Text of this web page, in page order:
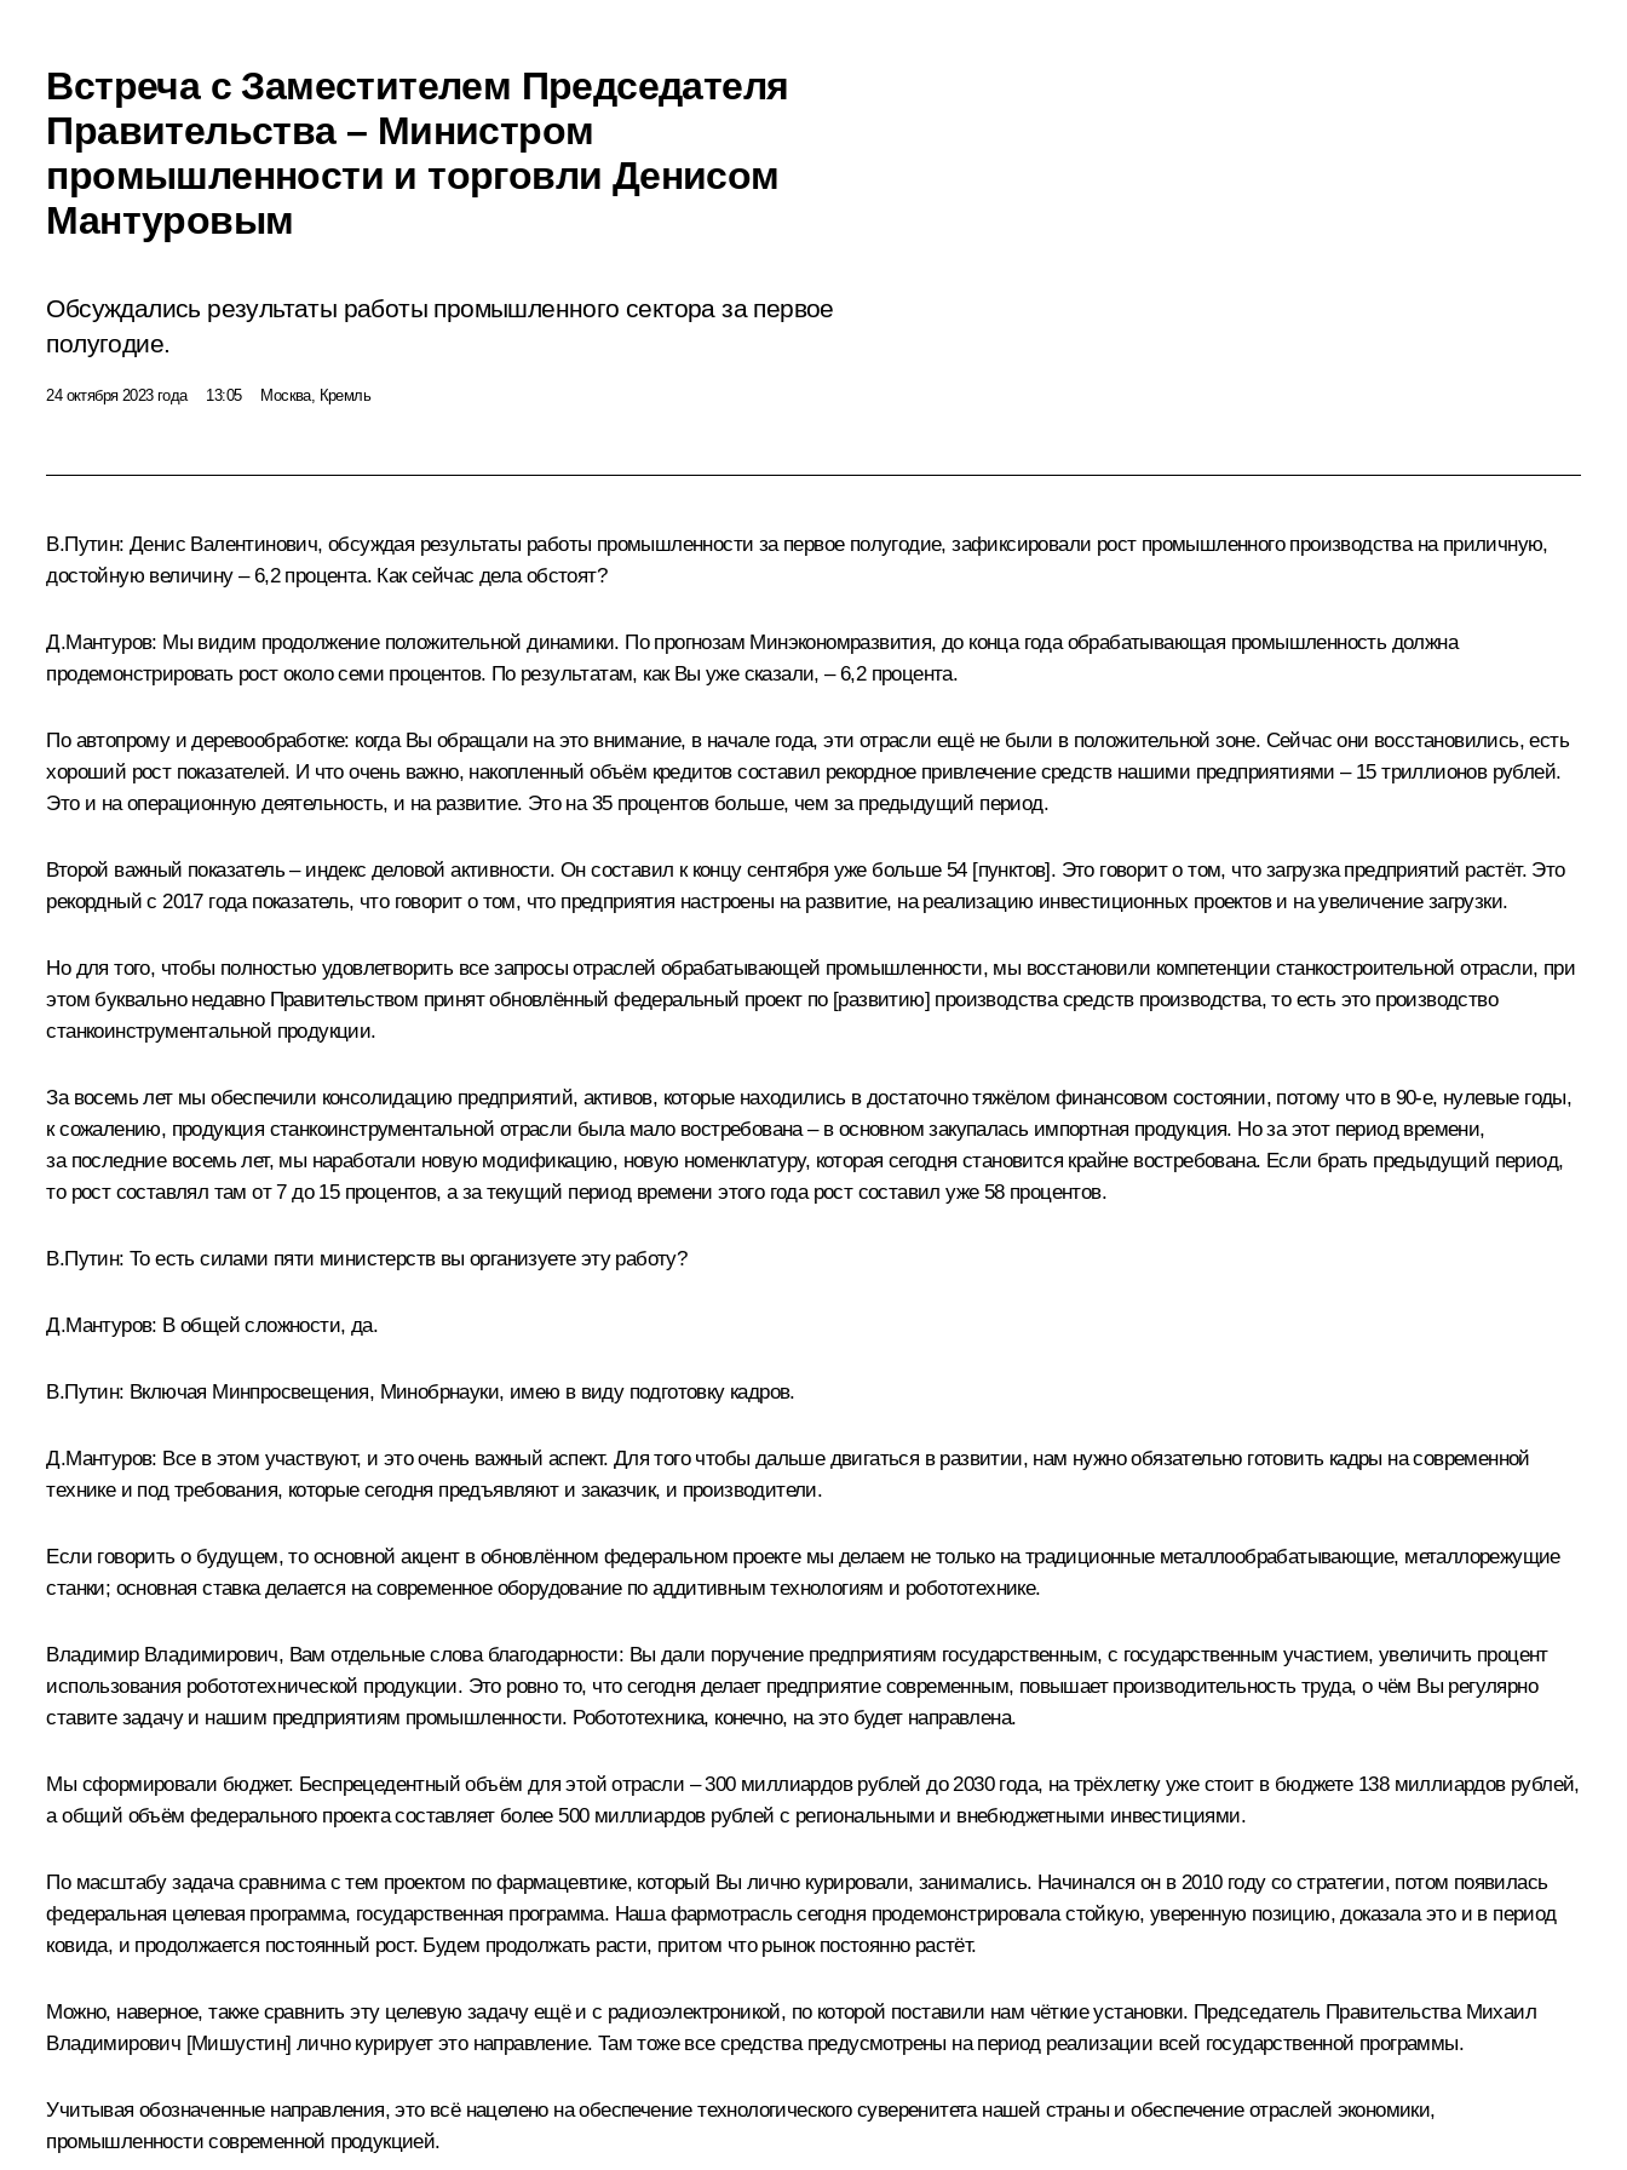
Встреча с Заместителем Председателя
Правительства – Министром
промышленности и торговли Денисом
Мантуровым
Обсуждались результаты работы промышленного сектора за первое
полугодие.
24 октября 2023 года 13:05 Москва, Кремль
В.Путин: Денис Валентинович, обсуждая результаты работы промышленности за первое полугодие, зафиксировали рост промышленного производства на приличную,
достойную величину – 6,2 процента. Как сейчас дела обстоят?
Д.Мантуров: Мы видим продолжение положительной динамики. По прогнозам Минэкономразвития, до конца года обрабатывающая промышленность должна
продемонстрировать рост около семи процентов. По результатам, как Вы уже сказали, – 6,2 процента.
По автопрому и деревообработке: когда Вы обращали на это внимание, в начале года, эти отрасли ещё не были в положительной зоне. Сейчас они восстановились, есть
хороший рост показателей. И что очень важно, накопленный объём кредитов составил рекордное привлечение средств нашими предприятиями – 15 триллионов рублей.
Это и на операционную деятельность, и на развитие. Это на 35 процентов больше, чем за предыдущий период.
Второй важный показатель – индекс деловой активности. Он составил к концу сентября уже больше 54 [пунктов]. Это говорит о том, что загрузка предприятий растёт. Это
рекордный с 2017 года показатель, что говорит о том, что предприятия настроены на развитие, на реализацию инвестиционных проектов и на увеличение загрузки.
Но для того, чтобы полностью удовлетворить все запросы отраслей обрабатывающей промышленности, мы восстановили компетенции станкостроительной отрасли, при
этом буквально недавно Правительством принят обновлённый федеральный проект по [развитию] производства средств производства, то есть это производство
станкоинструментальной продукции.
За восемь лет мы обеспечили консолидацию предприятий, активов, которые находились в достаточно тяжёлом финансовом состоянии, потому что в 90-е, нулевые годы,
к сожалению, продукция станкоинструментальной отрасли была мало востребована – в основном закупалась импортная продукция. Но за этот период времени,
за последние восемь лет, мы наработали новую модификацию, новую номенклатуру, которая сегодня становится крайне востребована. Если брать предыдущий период,
то рост составлял там от 7 до 15 процентов, а за текущий период времени этого года рост составил уже 58 процентов.
В.Путин: То есть силами пяти министерств вы организуете эту работу?
Д.Мантуров: В общей сложности, да.
В.Путин: Включая Минпросвещения, Минобрнауки, имею в виду подготовку кадров.
Д.Мантуров: Все в этом участвуют, и это очень важный аспект. Для того чтобы дальше двигаться в развитии, нам нужно обязательно готовить кадры на современной
технике и под требования, которые сегодня предъявляют и заказчик, и производители.
Если говорить о будущем, то основной акцент в обновлённом федеральном проекте мы делаем не только на традиционные металлообрабатывающие, металлорежущие
станки; основная ставка делается на современное оборудование по аддитивным технологиям и робототехнике.
Владимир Владимирович, Вам отдельные слова благодарности: Вы дали поручениепредприятиям государственным, с государственным участием, увеличить процент
использования робототехнической продукции. Это ровно то, что сегодня делает предприятие современным, повышает производительность труда, о чём Вы регулярно
ставите задачу и нашим предприятиям промышленности. Робототехника, конечно, на это будет направлена.
Мы сформировали бюджет. Беспрецедентный объём для этой отрасли – 300 миллиардов рублей до 2030 года, на трёхлетку уже стоит в бюджете 138 миллиардов рублей,
а общий объём федерального проекта составляет более 500 миллиардов рублей с региональными и внебюджетными инвестициями.
По масштабу задача сравнима с тем проектом по фармацевтике, который Вы лично курировали, занимались. Начинался он в 2010 году со стратегии, потом появилась
федеральная целевая программа, государственная программа. Наша фармотрасль сегодня продемонстрировала стойкую, уверенную позицию, доказала это и в период
ковида, и продолжается постоянный рост. Будем продолжать расти, притом что рынок постоянно растёт.
Можно, наверное, также сравнить эту целевую задачу ещё и с радиоэлектроникой, по которой поставили нам чёткие установки. Председатель Правительства Михаил
Владимирович [Мишустин] лично курирует это направление. Там тоже все средства предусмотрены на период реализации всей государственной программы.
Учитывая обозначенные направления, это всё нацелено на обеспечение технологического суверенитета нашей страны и обеспечение отраслей экономики,
промышленности современной продукцией.